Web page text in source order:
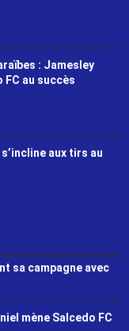
: Jamesley
FC au succès
aux tirs au
sa campagne avec
mène Salcedo FC